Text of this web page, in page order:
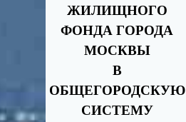
ЖИЛИЩНОГО
ФОНДА ГОРОДА
МОСКВЫ
В
ОБЩЕГОРОДСКУЮ
СИСТЕМУ